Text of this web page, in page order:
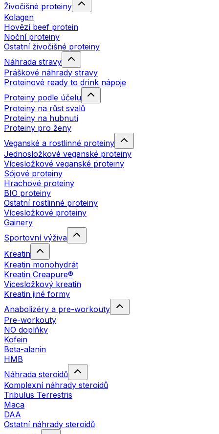
Živočišné proteiny
Kolagen
Hovězí beef protein
Noční proteiny
Ostatní živočišné proteiny
Náhrada stravy
Práškové náhrady stravy
Proteinové ready to drink nápoje
Proteiny podle účelu
Proteiny na růst svalů
Proteiny na hubnutí
Proteiny pro ženy
Veganské a rostlinné proteiny
Jednosložkové veganské proteiny
Vícesložkové veganské proteiny
Sójové proteiny
Hrachové proteiny
BIO proteiny
Ostatní rostlinné proteiny
Vícesložkové proteiny
Gainery
Sportovní výživa
Kreatin
Kreatin monohydrát
Kreatin Creapure®
Vícesložkový kreatin
Kreatin jiné formy
Anabolizéry a pre-workouty
Pre-workouty
NO doplňky
Kofein
Beta-alanin
HMB
Náhrada steroidů
Komplexní náhrady steroidů
Tribulus Terrestris
Maca
DAA
Ostatní náhrady steroidů